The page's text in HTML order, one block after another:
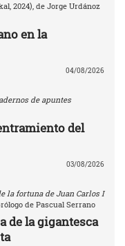
2024), de Jorge Urdánoz
en la
04/08/2026
de apuntes
del
03/08/2026
la fortuna de Juan Carlos I
de Pascual Serrano
de la gigantesca